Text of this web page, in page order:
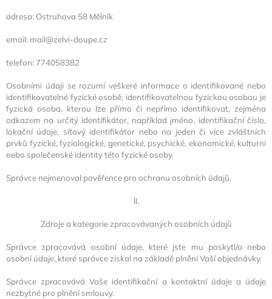
adresa: Ostruhova 58 Mělník
email: mail@zelvi-doupe.cz
telefon: 774058382
Osobními údaji se rozumí veškeré informace o identifikované nebo
identifikovatelné fyzické osobě; identifikovatelnou fyzickou osobou je
fyzická osoba, kterou lze přímo či nepřímo identifikovat, zejména
odkazem na určitý identifikátor, například jméno, identifikační číslo,
lokační údaje, síťový identifikátor nebo na jeden či více zvláštních
prvků fyzické, fyziologické, genetické, psychické, ekonomické, kulturní
nebo společenské identity této fyzické osoby.
Správce nejmenoval pověřence pro ochranu osobních údajů.
II.
Zdroje a kategorie zpracovávaných osobních údajů
Správce zpracovává osobní údaje, které jste mu poskytl/a nebo
osobní údaje, které správce získal na základě plnění Vaší objednávky.
Správce zpracovává Vaše identifikační a kontaktní údaje a údaje
nezbytné pro plnění smlouvy.